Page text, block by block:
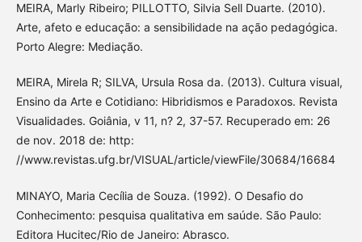
MEIRA, Marly Ribeiro; PILLOTTO, Silvia Sell Duarte. (2010).
Arte, afeto e educação: a sensibilidade na ação pedagógica.
Porto Alegre: Mediação.
MEIRA, Mirela R; SILVA, Ursula Rosa da. (2013). Cultura visual,
Ensino da Arte e Cotidiano: Hibridismos e Paradoxos. Revista
Visualidades. Goiânia, v 11, n? 2, 37-57. Recuperado em: 26
de nov. 2018 de: http:
//www.revistas.ufg.br/VISUAL/article/viewFile/30684/16684
MINAYO, Maria Cecília de Souza. (1992). O Desafio do
Conhecimento: pesquisa qualitativa em saúde. São Paulo:
Editora Hucitec/Rio de Janeiro: Abrasco.